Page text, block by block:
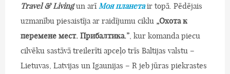
Travel & Livingun arī Моя планетаir topā. Pēdējais
uzmanību piesaistīja ar raidījumu ciklu „Охота к
перемене мест. Прибалтика.” , kur komanda piecu
cilvēku sastāvā treilerīti apceļo trīs Baltijas valstu –
Lietuvas, Latvijas un Igaunijas – R jeb jūras piekrastes